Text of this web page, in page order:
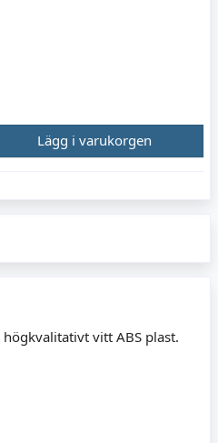
Lägg i varukorgen
vitt ABS plast.